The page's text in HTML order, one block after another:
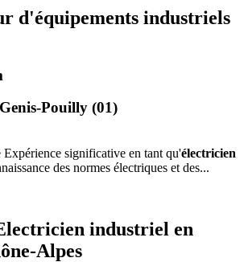
d'équipements industriels
Pouilly (01)
Expérience significative en tant qu'électricien
des normes électriques et des...
industriel en
Alpes